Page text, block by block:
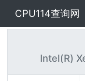
CPU114查询网
Intel(R)